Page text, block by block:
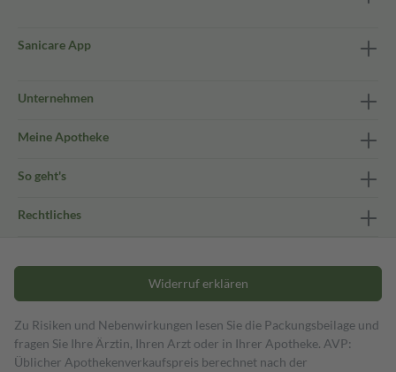
Sanicare App
Unternehmen
Meine Apotheke
So geht's
Rechtliches
Widerruf erklären
Zu Risiken und Nebenwirkungen lesen Sie die Packungsbeilage und
fragen Sie Ihre Ärztin, Ihren Arzt oder in Ihrer Apotheke. AVP:
Üblicher Apothekenverkaufspreis berechnet nach der